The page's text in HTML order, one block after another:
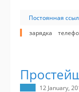
Постоянная
зарядка
12 January,